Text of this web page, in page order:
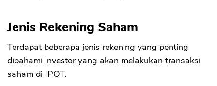
Jenis Rekening Saham
Terdapat beberapa jenis rekening yang penting
dipahami investor yang akan melakukan transaksi
saham di IPOT.